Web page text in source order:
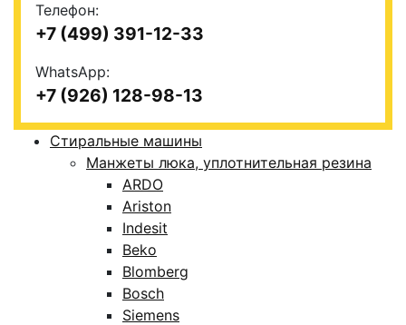
Телефон:
+7 (499) 391-12-33
WhatsApp:
+7 (926) 128-98-13
Стиральные машины
Манжеты люка, уплотнительная резина
ARDO
Ariston
Indesit
Beko
Blomberg
Bosch
Siemens